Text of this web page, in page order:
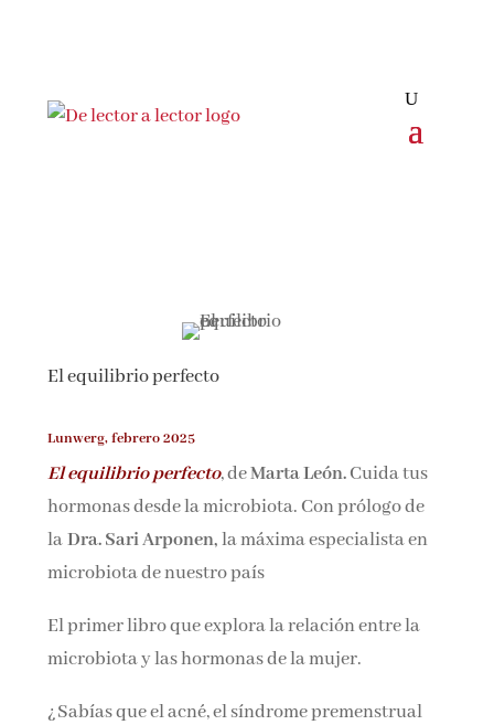
El equilibrio perfecto
Lunwerg, febrero 2025
El equilibrio perfecto, deMarta León.Cuida tus
hormonas desde la microbiota. Con prólogo de
laDra. Sari Arponen,la máxima especialista en
microbiota de nuestro país
El primer libro que explora la relación entre la
microbiota y las hormonas de la mujer.
¿Sabías que el acné, el síndrome premenstrual
¡Suscríbete y No Te Pierdas
literatura y recibe las últimas noticias y
reseñas directamente en tu bandeja de entrada.
Nombre*